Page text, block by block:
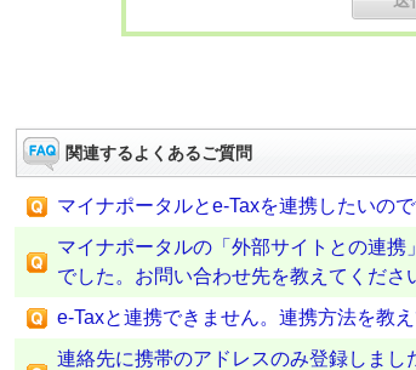
関連するよくあるご質問
マイナポータルとe-Taxを連携したいの
マイナポータルの「外部サイトとの連
でした。お問い合わせ先を教えてくださ
e-Taxと連携できません。連携方法を教え
連絡先に携帯のアドレスのみ登録しま